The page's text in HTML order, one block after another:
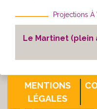
Projections À
Le Martinet (plein
MENTIONS
LÉGALES